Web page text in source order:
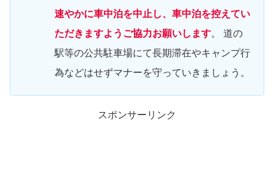
速やかに車中泊を中止し、車中泊を控えてい
ただきますようご協力お願いします。 道の
駅等の公共駐車場にて長期滞在やキャンプ行
為などはせずマナーを守っていきましょう。
スポンサーリンク